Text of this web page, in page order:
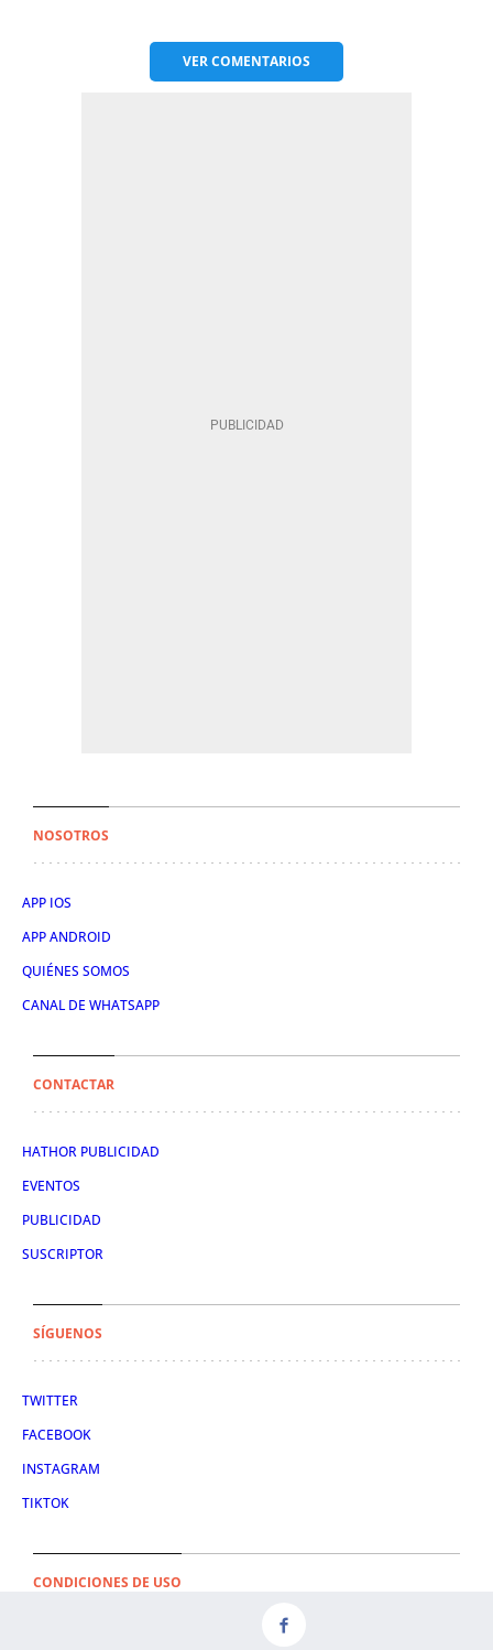
VERCOMENTARIOS
NOSOTROS
APP IOS
APP ANDROID
QUIÉNES SOMOS
CANAL DE WHATSAPP
CONTACTAR
HATHOR PUBLICIDAD
EVENTOS
PUBLICIDAD
SUSCRIPTOR
SÍGUENOS
TWITTER
FACEBOOK
INSTAGRAM
TIKTOK
CONDICIONES DE USO